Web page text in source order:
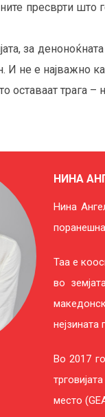
пресврти
за
И не е најважно
трага –
НИНА
Нина
Таа е
во
Во 2017
место